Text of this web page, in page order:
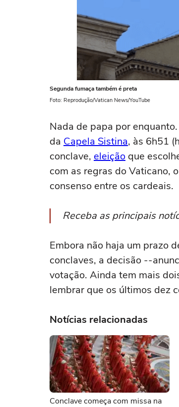
Segunda fumaça também é preta
Foto: Reprodução/Vatican News/YouTube
Nada de papa por
da Capela Sistina, às 6h51
conclave, eleição que
com as regras do Vaticano,
consenso entre os cardeais.
Receba as principais
Embora não haja um prazo
conclaves, a decisão --
votação. Ainda tem mais
lembrar que os últimos dez
Notícias relacionadas
Conclave começa com missa na